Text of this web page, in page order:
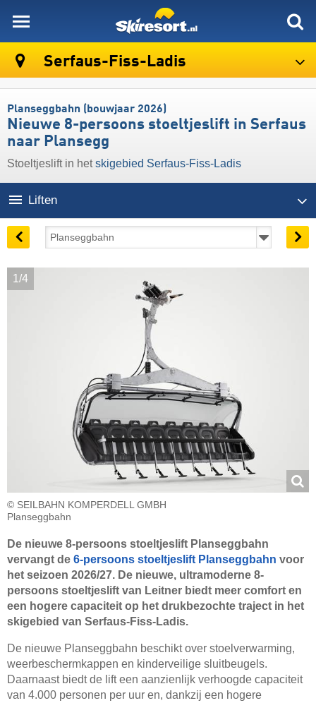
Serfaus-Fiss-Ladis
Planseggbahn (bouwjaar 2026)
Nieuwe 8-persoons stoeltjeslift in Serfaus
naar Plansegg
Stoeltjeslift in hetskigebied Serfaus-Fiss-Ladis
Liften
1/4
© SEILBAHN KOMPERDELL GMBH
Planseggbahn
De nieuwe 8-persoons stoeltjeslift Planseggbahn
vervangt de 6-persoons stoeltjeslift Planseggbahn voor
het seizoen 2026/27. De nieuwe, ultramoderne 8-
persoons stoeltjeslift van Leitner biedt meer comfort en
een hogere capaciteit op het drukbezochte traject in het
skigebied van Serfaus-Fiss-Ladis.
De nieuwe Planseggbahn beschikt over stoelverwarming,
weerbeschermkappen en kinderveilige sluitbeugels.
Daarnaast biedt de lift een aanzienlijk verhoogde capaciteit
van 4.000 personen per uur en, dankzij een hogere